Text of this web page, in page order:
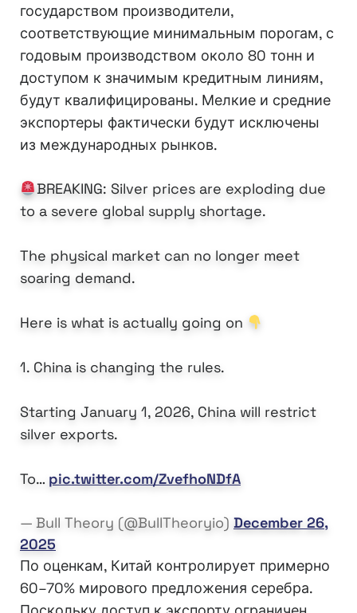
государством производители,
соответствующие минимальным порогам, с
годовым производством около 80 тонн и
доступом к значимым кредитным линиям,
будут квалифицированы. Мелкие и средние
экспортеры фактически будут исключены
из международных рынков.
BREAKING: Silver prices are exploding due
to a severe global supply shortage.
The physical market can no longer meet
soaring demand.
Here is what is actually going on
1. China is changing the rules.
Starting January 1, 2026, China will restrict
silver exports.
To… pic.twitter.com/ZvefhoNDfA
— Bull Theory (@BullTheoryio) December 26,
2025
По оценкам, Китай контролирует примерно
60–70% мирового предложения серебра.